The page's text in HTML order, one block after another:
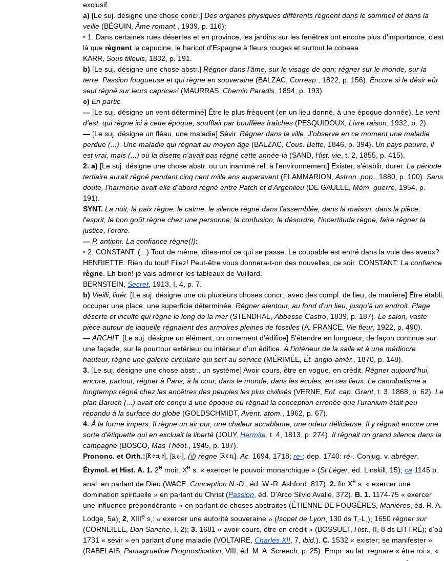
exclusif.
a) [Le suj. désigne une chose concr.] Des organes physiques différents règnent dans le sommeil et dans la
veille (BÉGUIN,Âme romant., 1939, p. 116):
• 1. Dans certaines rues désertes et en province, les jardins sur les fenêtres ont encore plus d'importance; c'est
là que règnent la capucine, le haricot d'Espagne à fleurs rouges et surtout le cobaea.
KARR, Sous tilleuls, 1832, p. 191.
b) [Le suj. désigne une chose abstr.] Régner dans l'âme, sur le visage de qqn; régner sur le monde, sur la
terre. Passion fougueuse et qui règne en souveraine (BALZAC, Corresp., 1822, p. 156). Encore si le désir eût
seul régné sur leurs caprices! (MAURRAS, Chemin Paradis, 1894, p. 193).
c) En partic.
— [Le suj. désigne un vent déterminé] Être le plus fréquent (en un lieu donné, à une époque donnée). Le vent
d'est, qui règne ici à cette époque, soufflait par bouffées fraîches (PESQUIDOUX, Livre raison, 1932, p. 2).
— [Le suj. désigne un fléau, une maladie] Sévir. Régner dans la ville. J'observe en ce moment une maladie
perdue (...). Une maladie qui règnait au moyen âge (BALZAC, Cous. Bette, 1846, p. 394). Un pays pauvre, il
est vrai, mais (...) où la disette n'avait pas régné cette année-là (SAND, Hist. vie, t. 2, 1855, p. 415).
2. a) [Le suj. désigne une chose abstr. ou un inanimé rel. à l'environnement] Exister, s'établir, durer. La période
tertiaire aurait régné pendant cinq cent mille ans auparavant(FLAMMARION,Astron. pop., 1880, p. 100). Sans
doute, l'harmonie avait-elle d'abord régné entre Patch et d'Argenlieu (DE GAULLE, Mém. guerre, 1954, p.
191).
SYNT. La nuit, la paix règne; le calme, le silence règne dans l'assemblée, dans la maison, dans la pièce;
l'esprit, le bon goût règne chez une personne; la confusion, le désordre, l'incertitude règne; faire régner la
justice, l'ordre.
— P. antiphr. La confiance règne(!):
• 2. CONSTANT: (...) Tout de même, dites-moi ce qui se passe. Le coupable est entré dans la voie des aveux?
HENRIETTE: Rien du tout! Filez! Peut-être vous donnera-t-on des nouvelles, ce soir. CONSTANT: La confiance
règne. Eh bien! je vais admirer les tableaux de Vuillard.
BERNSTEIN, Secret, 1913, I, 4, p. 7.
b) Vieilli, littér. [Le suj. désigne une ou plusieurs choses concr.; avec des compl. de lieu, de manière] Être établi,
occuper une place, une superficie déterminée. Régner alentour, au fond d'un lieu, jusqu'à un endroit. Plage
déserte et inculte qui règne le long de la mer (STENDHAL,Abbesse Castro, 1839, p. 187). Le salon, vaste
pièce autour de laquelle régnaient des armoires pleines de fossiles (A. FRANCE, Vie fleur, 1922, p. 490).
—ARCHIT. [Le suj. désigne un élément, un ornement d'édifice] S'étendre en longueur, de façon continue sur
une façade, sur le pourtour extérieur ou intérieur d'un édifice.À l'intérieur de la salle et à une médiocre
hauteur, règne une galerie circulaire qui sert au service (MÉRIMÉE, Ét. anglo-amér., 1870, p. 148).
3. [Le suj. désigne une chose abstr., un système] Avoir cours, être en vogue, en crédit. Régner aujourd'hui,
encore, partout; régner à Paris, à la cour, dans le monde, dans les écoles, en ces lieux. Le cannibalisme a
longtemps régné chez les ancêtres des peuples les plus civilisés (VERNE, Enf. cap. Grant, t. 3, 1868, p. 62). Le
plan Baruch (...) avait été conçu à une époque où régnait la conception erronée que l'uranium était peu
répandu à la surface du globe (GOLDSCHMIDT,Avent. atom., 1962, p. 67).
4.À la forme impers. Il règne un air pur, une chaleur accablante, une odeur délicieuse. Il y régnait encore une
sorte d'étiquette qui en excluait la liberté (JOUY, Hermite, t. 4, 1813, p. 274). Il régnait un grand silence dans la
campagne (BOSCO, Mas Théot., 1945, p. 187).
Prononc. et Orth.:[ ], [ -], (il) règne [ ].Ac. 1694, 1718; re-; dep. 1740: ré-. Conjug. v. abréger.
Étymol. et Hist. A. 1. 2e moit Xe s . « exercer le pouvoir monarchique » (St Léger éd Linskill 15); ca 1145 p
anal en parlant de Dieu (WACE Conception N .-D éd W.-R Ashford 817); 2. fin Xe s . « exercer une
domination spirituelle » en parlant du Christ (Passion éd D'Arco SilvioAvalle 372). B. 1. 1174-75 « exercer
une influence prépondérante » en parlant de choses abstraites (ÉTIENNE DE FOUGÈRES Manières éd R A
Lodge 5a); 2. XIIIe s : « exercer une autorité souveraine » (Isopet de Lyon 130 ds T.-L .); 1650 régner sur
(CORNEILLE, Don Sanche, I, 2); 3. 1681 « avoir cours, être en crédit » (BOSSUET, Hist., II, 8 ds LITTRÉ); d'où
1731 « sévir » en parlant d'une maladie (VOLTAIRE, Charles XII, 7, ibid.). C. 1532 « exister; se manifester »
(RABELAIS, Pantagrueline Prognostication, VIII, éd. M. A. Screech, p. 25). Empr. au lat. regnare « être roi », «